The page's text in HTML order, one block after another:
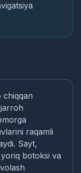
chiqqan
raqamli
Sayt,
botoksi va